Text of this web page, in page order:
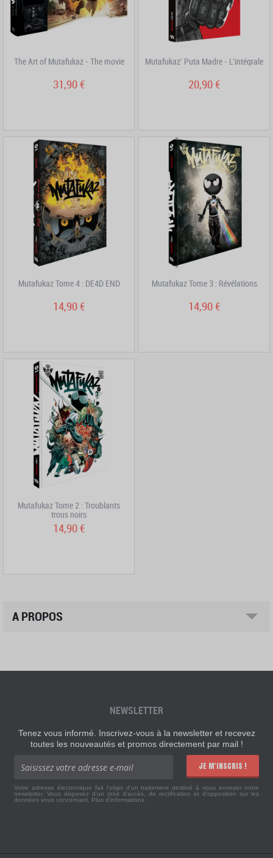
The Art of Mutafukaz - The movie
31,90 €
Mutafukaz' Puta Madre - L'intégrale
20,90 €
Mutafukaz Tome 4 : DE4D END
14,90 €
Mutafukaz Tome 3 : Révélations
14,90 €
Mutafukaz Tome 2 : Troublants
trous noirs
14,90 €
A PROPOS
NEWSLETTER
Tenez vous informé. Inscrivez-vous à la newsletter et recevez
toutes les nouveautés et promos directement par mail !
JE M'INSCRIS !
Votre adresse électronique fait l'objet d'un traitement destiné à vous envoyer notre
newsletter. Vous disposez d'un droit d'accès, de rectification et d'opposition sur les
données vous concernant. Plus d'informations